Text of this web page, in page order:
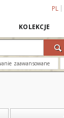
PL
KOLEKCJE
zaawansowane